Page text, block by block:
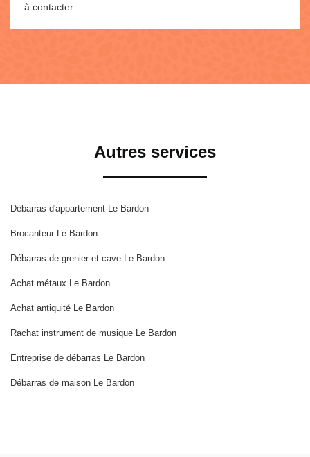
à contacter.
Autres services
Débarras d'appartement Le Bardon
Brocanteur Le Bardon
Débarras de grenier et cave Le Bardon
Achat métaux Le Bardon
Achat antiquité Le Bardon
Rachat instrument de musique Le Bardon
Entreprise de débarras Le Bardon
Débarras de maison Le Bardon